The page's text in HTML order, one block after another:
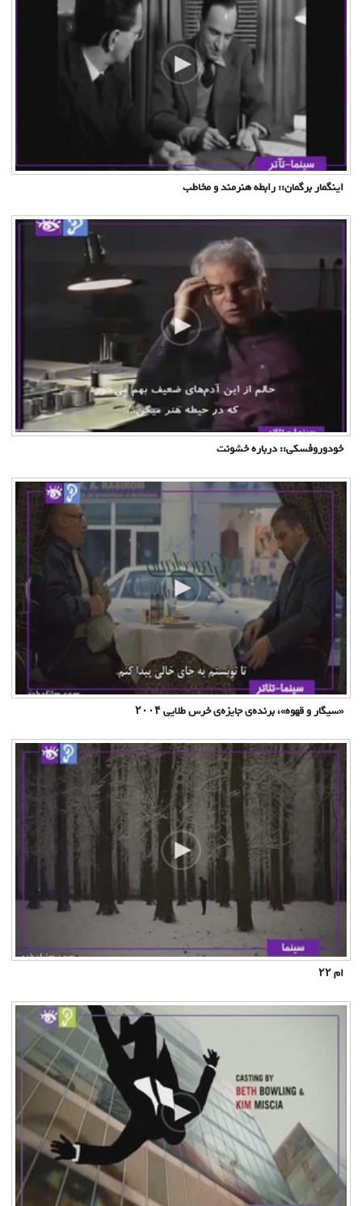
اینگمار برگمان:: رابطه هنرمند و مخاطب
خودوروفسکی:: درباره خشونت
«سیگار و قهوه»، برنده‌ی جایزه‌ی خرس طلایی ۲۰۰۴
ام ۲۲